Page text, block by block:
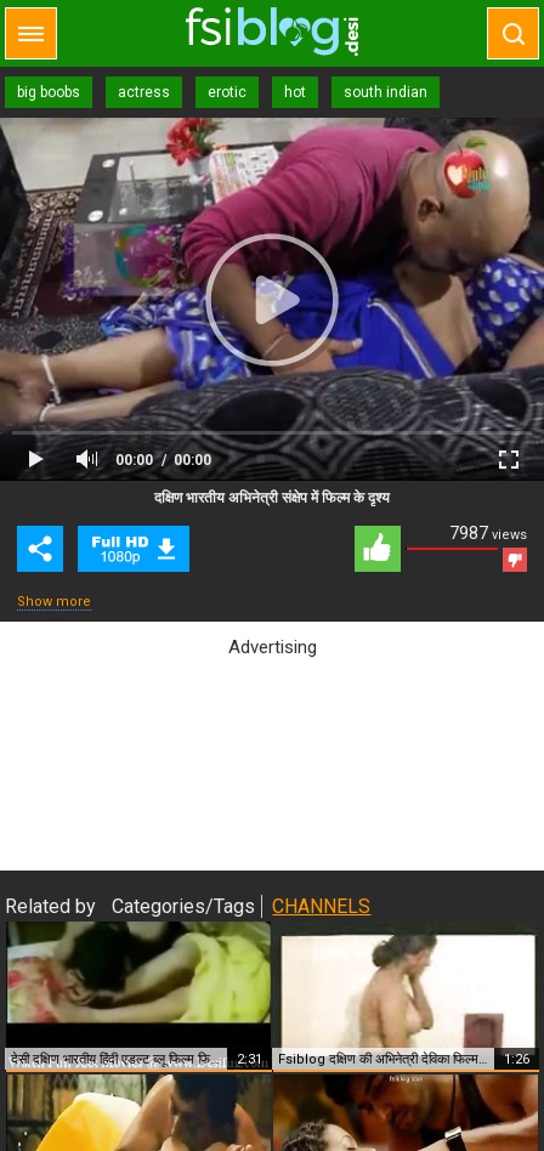
big boobs actress erotic hot south indian
00:00 00:00
Close Ad
7987views
दक्षिण भारतीय अभिनेत्री संक्षेप में फिल्म के दृश्य
Show more
Advertising
Related by Categories/Tags CHANNELS
देसी दक्षिण भारतीय हिंदी एडल्ट ब्लू फिल्म फिल्म के दृश्य 2:31 Fsiblog दक्षिण की अभिनेत्री देविका फिल्म में टॉपलेस 1:26